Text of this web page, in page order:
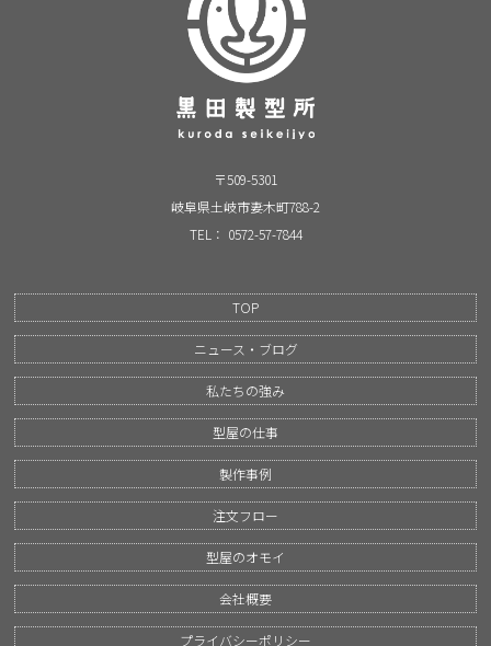
〒509-5301
岐阜県土岐市妻木町788-2
TEL： 0572-57-7844
TOP
ニュース・ブログ
私たちの強み
型屋の仕事
製作事例
注文フロー
型屋のオモイ
会社概要
プライバシーポリシー